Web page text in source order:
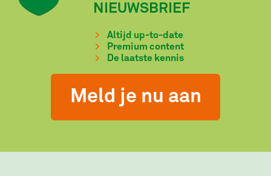
NIEUWSBRIEF
Altijd up-to-date
Premium content
De laatste kennis
Meld je nu aan